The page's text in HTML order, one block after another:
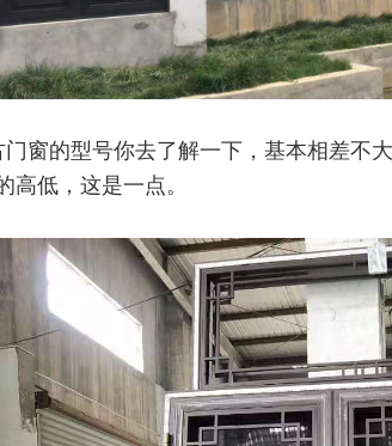
窗的型号你去了解一下，基本相差不
高低，这是一点。